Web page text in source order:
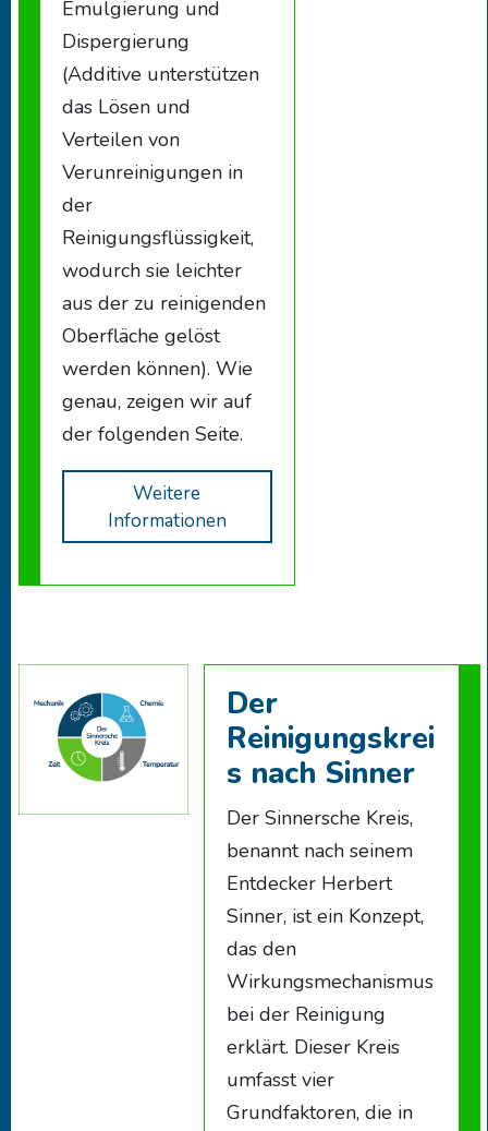
Emulgierung und
Dispergierung
(Additive unterstützen
das Lösen und
Verteilen von
Verunreinigungen in
der
Reinigungsflüssigkeit,
wodurch sie leichter
aus der zu reinigenden
Oberfläche gelöst
werden können). Wie
genau, zeigen wir auf
der folgenden Seite.
Weitere
Informationen
Der
Reinigungskrei
s nach Sinner
Der Sinnersche Kreis,
benannt nach seinem
Entdecker Herbert
Sinner, ist ein Konzept,
das den
Wirkungsmechanismus
bei der Reinigung
erklärt. Dieser Kreis
umfasst vier
Grundfaktoren, die in